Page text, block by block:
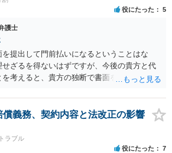
役にたった 5
護士
提出して門前払いになるということはな
せざるを得ないはずですが、今後の貴方と代
考えると、貴方の独断で書面を提出したり
ているようですが、弁護士として提出の実
能性もあると思いますので、そのあたりも含
等するためによく打ち合わせた方がよいと思
うことで書面提出をしないということであ
関係を修了した上で、貴方のほうで書面提
義務、契約内容と法改正の影響
ラブル
役にたった 7